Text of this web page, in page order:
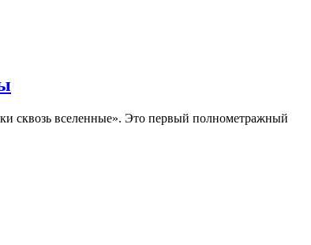
сквозь вселенные». Это первый полнометражный